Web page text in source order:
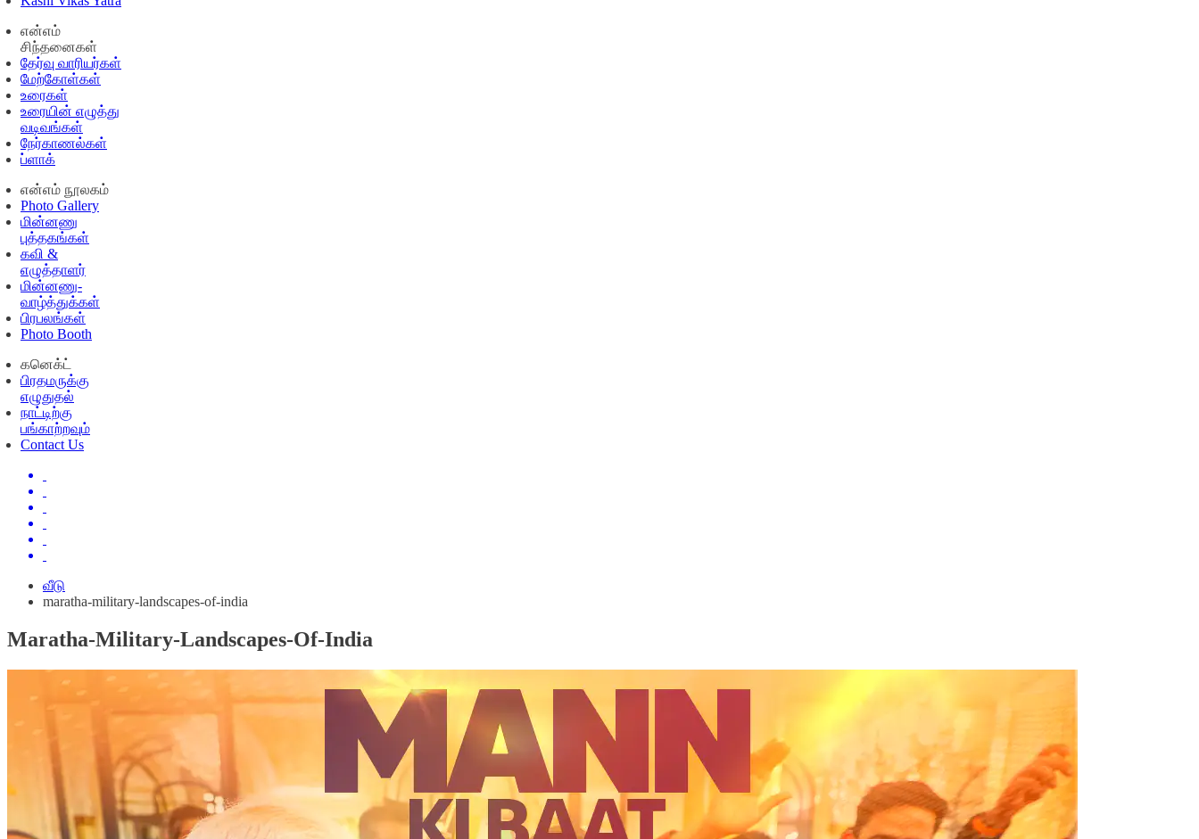
என்எம்
சிந்தனைகள்
தேர்வு வாரியர்கள்
மேற்கோள்கள்
உரைகள்
உரையின் எழுத்து
வடிவங்கள்
நேர்காணல்கள்
ப்ளாக்
என்எம் நூலகம்
Photo Gallery
மின்னணு
புத்தகங்கள்
கவி &
எழுத்தாளர்
மின்னணு-
வாழ்த்துக்கள்
பிரபலங்கள்
Photo Booth
கனெக்ட்
பிரதமருக்கு
எழுதுதல்
நாட்டிற்கு
பங்காற்றவும்
Contact Us
வீடு
maratha-military-landscapes-of-india
Maratha-Military-Landscapes-Of-India